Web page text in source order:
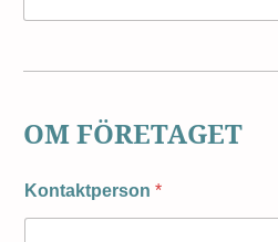
OM FÖRETAGET
Kontaktperson *